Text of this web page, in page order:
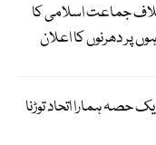
خلاف جماعت اسلامی کا
حصہ ہمارا اتحاد توڑنا